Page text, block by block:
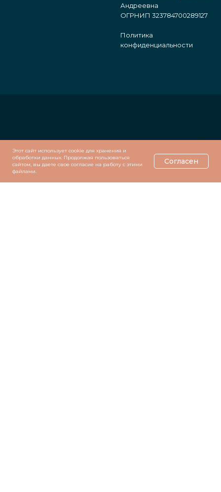
Андреевна
ОГРНИП 323784700289127
Политика
конфиденциальности
Этот сайт использует cookie для хранения и
обработки данных. Продолжая пользоваться
сайтом, вы даете свое согласие на работу с этими
файлами.
Согласен